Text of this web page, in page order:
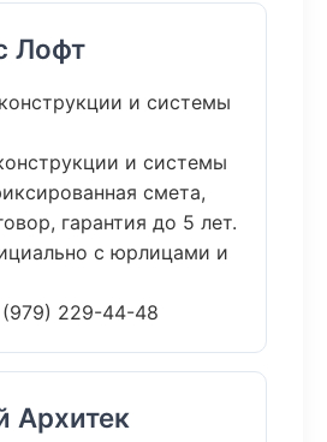
Лофт
и системы
и системы
смета,
гарантия до 5 лет.
с юрлицами и
229-44-48
Архитек